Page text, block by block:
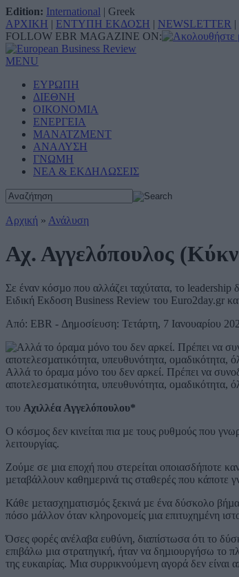
Edition: International | Greek
ΑΡΧΙΚΗ | ΕΝΤΥΠΗ ΕΚΔΟΣΗ | NEWSLETTER |
FOLLOW EBR MAGAZINE ON:
MENU
ΕΥΡΩΠΗ
ΔΙΕΘΝΗ
ΟΙΚΟΝΟΜΙΑ
ΕΝΕΡΓΕΙΑ
ΜΑΝΑΤΖΜΕΝΤ
ΑΝΑΛΥΣΗ
ΓΝΩΜΗ
ΝΕΑ & ΕΚΔΗΛΩΣΕΙΣ
Αρχική » Ανάλυση
Αχ. Αγγελόπουλος
Σε έναν κόσµο που αλλάζει ταχύτατα, το
Ειδική Εκδοση Business Review του Euro2day.gr
Από: EBR - Δημοσίευση: Τετάρτη, 7 Ιανουαρίου
Αλλά το όραµα µόνο του δεν αρκεί. Πρέπει να
αποτελεσµατικότητα, υπευθυνότητα, οµαδικότητα,
του Αχιλλέα Αγγελόπουλου*
Ο κόσµος δεν κινείται πια µε τους ρυθµούς που
λειτουργίας.
Ζούµε σε µια εποχή που στερείται οποιασδήποτε
µεταβάλλουν καθηµερινά τις σταθερές που κάποτε
Κάθε µετασχηµατισµός ξεκινά µε ένα δύσκολο
πόσο µάλλον όταν κληρονοµείς µια επιτυχηµένη
Όσες φορές ανέλαβα ευθύνη, διαπίστωσα ότι το
επιβάλω µια στρατηγική, ήταν να δηµιουργήσω το
της ευκαιρίας. Μια συρρικνούµενη αγορά δεν είναι